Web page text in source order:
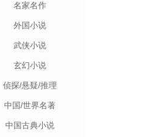
名家名作
外国小说
武侠小说
玄幻小说
侦探/悬疑/推理
中国/世界名著
中国古典小说